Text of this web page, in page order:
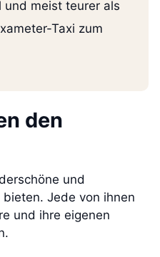
meist teurer als
Taxi zum
den
und
Jede von ihnen
und ihre eigenen